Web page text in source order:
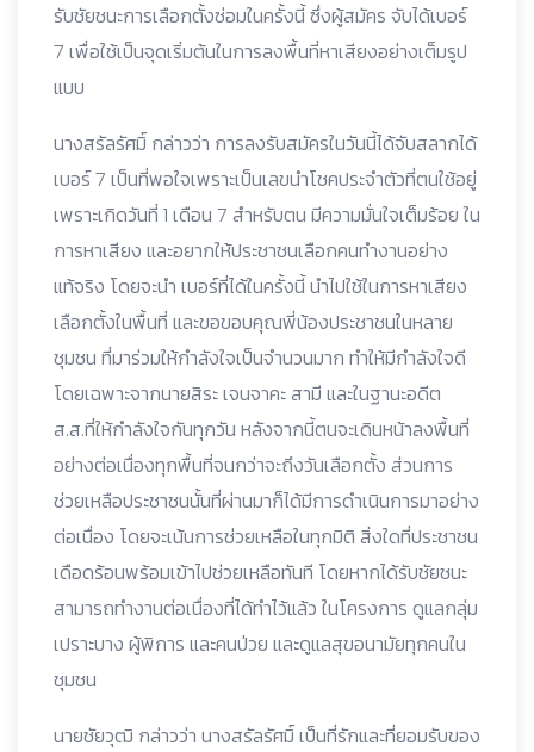
รับชัยชนะการเลือกตั้งซ่อมในครั้งนี้ ซึ่งผู้สมัคร จับได้เบอร์
7 เพื่อใช้เป็นจุดเริ่มต้นในการลงพื้นที่หาเสียงอย่างเต็มรูป
แบบ
นางสรัลรัศมิ์ กล่าวว่า การลงรับสมัครในวันนี้ได้จับสลากได้
เบอร์ 7 เป็นที่พอใจเพราะเป็นเลขนำโชคประจำตัวที่ตนใช้อยู่
เพราะเกิดวันที่ 1 เดือน 7 สำหรับตน มีความมั่นใจเต็มร้อย ใน
การหาเสียง และอยากให้ประชาชนเลือกคนทำงานอย่าง
แท้จริง โดยจะนำ เบอร์ที่ได้ในครั้งนี้ นำไปใช้ในการหาเสียง
เลือกตั้งในพื้นที่ และขอขอบคุณพี่น้องประชาชนในหลาย
ชุมชน ที่มาร่วมให้กำลังใจเป็นจำนวนมาก ทำให้มีกำลังใจดี
โดยเฉพาะจากนายสิระ เจนจาคะ สามี และในฐานะอดีต
ส.ส.ที่ให้กำลังใจกันทุกวัน หลังจากนี้ตนจะเดินหน้าลงพื้นที่
อย่างต่อเนื่องทุกพื้นที่จนกว่าจะถึงวันเลือกตั้ง ส่วนการ
ช่วยเหลือประชาชนนั้นที่ผ่านมาก็ได้มีการดำเนินการมาอย่าง
ต่อเนื่อง โดยจะเน้นการช่วยเหลือในทุกมิติ สิ่งใดที่ประชาชน
เดือดร้อนพร้อมเข้าไปช่วยเหลือทันที โดยหากได้รับชัยชนะ
สามารถทำงานต่อเนื่องที่ได้ทำไว้แล้ว ในโครงการ ดูแลกลุ่ม
เปราะบาง ผู้พิการ และคนป่วย และดูแลสุขอนามัยทุกคนใน
ชุมชน
นายชัยวุฒิ กล่าวว่า นางสรัลรัศมิ์ เป็นที่รักและที่ยอมรับของ